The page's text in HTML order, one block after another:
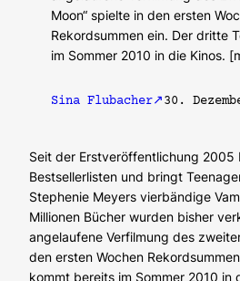
Moon“ spielte in den ersten
Rekordsummen ein. Der dritte
im Sommer 2010 in die Kinos.
Sina Flubacher 30.
Seit der Erstveröffentlichung 2005
Bestsellerlisten und bringt
Stephenie Meyers vierbändige
Millionen Bücher wurden bisher
angelaufene Verfilmung des
den ersten Wochen
kommt bereits im Sommer 2010 in